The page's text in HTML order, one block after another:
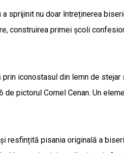
a sprijinit nu doar întreținerea
construirea primei școli
iconostasul din lemn de stejar
pictorul Cornel Cenan. Un
resfințită pisania originală a